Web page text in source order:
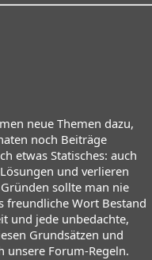
neue Themen dazu,
noch Beiträge
etwas Statisches: auch
und verlieren
sollte man nie
freundliche Wort Bestand
und jede unbedachte,
Grundsätzen und
unsere Forum-Regeln.